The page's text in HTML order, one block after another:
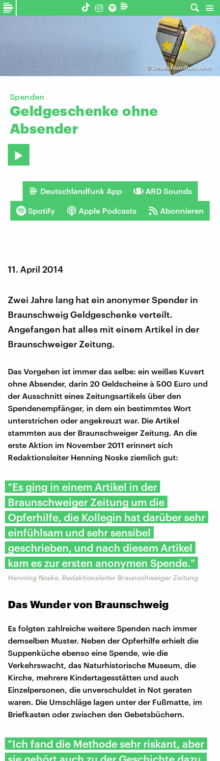
© Deutschlandfunk Nova
Spenden
Geldgeschenke ohne
Absender
Deutschlandfunk App ARD Sounds
Spotify Apple Podcasts Abonnieren
11. April 2014
Zwei Jahre lang hat ein anonymer Spender in
Braunschweig Geldgeschenke verteilt.
Angefangen hat alles mit einem Artikel in der
Braunschweiger Zeitung.
Das Vorgehen ist immer das selbe: ein weißes Kuvert
ohne Absender, darin 20 Geldscheine à 500 Euro und
der Ausschnitt eines Zeitungsartikels über den
Spendenempfänger, in dem ein bestimmtes Wort
unterstrichen oder angekreuzt war. Die Artikel
stammten aus der Braunschweiger Zeitung. An die
erste Aktion im November 2011 erinnert sich
Redaktionsleiter Henning Noske ziemlich gut:
"Es ging in einem Artikel in der
Braunschweiger Zeitung um die
Opferhilfe, die Kollegin hat darüber sehr
einfühlsam und sehr sensibel
geschrieben, und nach diesem Artikel
kam es zur ersten anonymen Spende."
Henning Noske, Redaktionsleiter Braunschweiger Zeitung
Das Wunder von Braunschweig
Es folgten zahlreiche weitere Spenden nach immer
demselben Muster. Neben der Opferhilfe erhielt die
Suppenküche ebenso eine Spende, wie die
Verkehrswacht, das Naturhistorische Museum, die
Kirche, mehrere Kindertagesstätten und auch
Einzelpersonen, die unverschuldet in Not geraten
waren. Die Umschläge lagen unter der Fußmatte, im
Briefkasten oder zwischen den Gebetsbüchern.
​"Ich fand die Methode sehr riskant, aber